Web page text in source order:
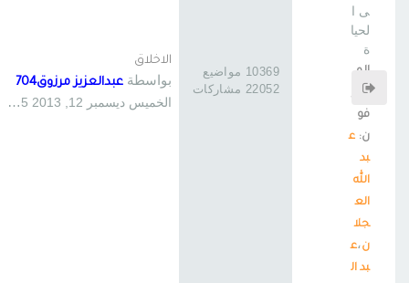
ى ا
لحيا
ة
الم
شر
فو
ن: ع
بد
الله
الع
جلا
ن،ع
بد ال
10369 مواضيع
22052 مشاركات
الاخلاق
بواسطة عبدالعزيز مرزوق704
الخميس ديسمبر 12, 2013 12:25 pm